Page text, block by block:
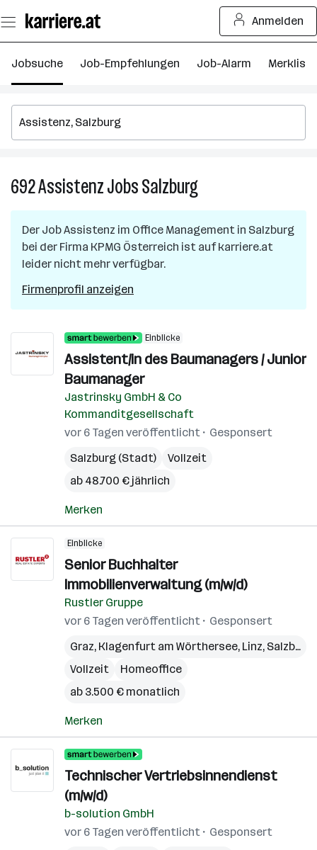
Seiteninhalt
springen
Anmelden
Jobsuche Job-Empfehlungen Job-Alarm Merkliste
692AssistenzJobsSalzburg692
Assistenz
in
Salzburg
Der JobAssistenz im Office Management in Salzburg
bei der Firma KPMG Österreich ist auf karriere.at
leider nicht mehr verfügbar.
Firmenprofil anzeigen
Einblicke
Assistent/in des Baumanagers / Junior
Baumanager
Jastrinsky GmbH & Co
Kommanditgesellschaft
vor 6 Tagen veröffentlicht
Gesponsert
Salzburg (Stadt)
Vollzeit
ab 48.700 € jährlich
Merken
Einblicke
Senior Buchhalter
Immobilienverwaltung (m/w/d)
Rustler Gruppe
vor 6 Tagen veröffentlicht
Gesponsert
Graz, Klagenfurt am Wörthersee, Linz, Salzburg
Vollzeit
Homeoffice
ab 3.500 € monatlich
Merken
Technischer Vertriebsinnendienst
(m/w/d)
b-solution GmbH
vor 6 Tagen veröffentlicht
Gesponsert